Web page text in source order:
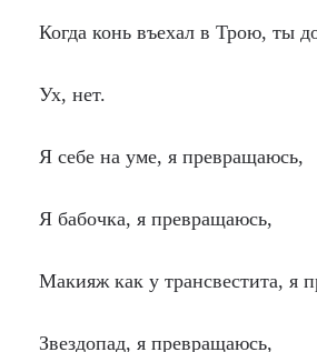
Когда конь въехал в Трою, ты
Ух, нет.
Я себе на уме, я превращаюсь,
Я бабочка, я превращаюсь,
Макияж как у трансвестита, я
Звездопад, я превращаюсь,